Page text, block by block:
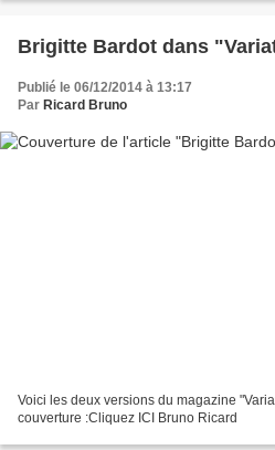
Brigitte Bardot dans
Publié le 06/12/2014 à 13:17
Par Ricard Bruno
Voici les deux versions du magazine
couverture :Cliquez ICI Bruno Ricard